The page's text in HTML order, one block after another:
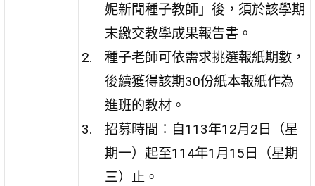
妮新聞種子教師」後，須於該學期
末繳交教學成果報告書。
種子老師可依需求挑選報紙期數，
後續獲得該期30份紙本報紙作為
進班的教材。
招募時間：自113年12月2日（星
期一）起至114年1月15日（星期
三）止。